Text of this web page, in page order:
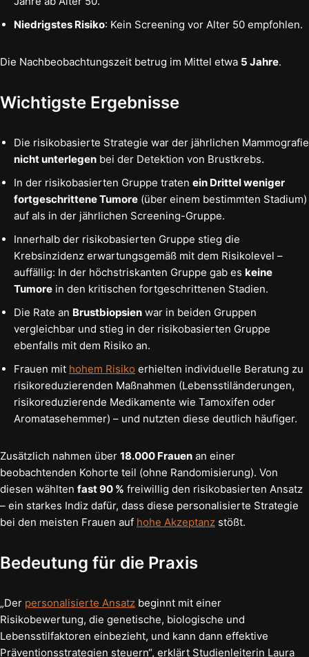
Niedrigstes Risiko: Kein Screening vor Alter 50 empfohlen.
Die Nachbeobachtungszeit betrug im Mittel etwa 5 Jahre.
Wichtigste Ergebnisse
Die risikobasierte Strategie war der jährlichen Mammografie
nicht unterlegen bei der Detektion von Brustkrebs.
In der risikobasierten Gruppe traten ein Drittel weniger
fortgeschrittene Tumore (über einem bestimmten Stadium)
auf als in der jährlichen Screening-Gruppe.
Innerhalb der risikobasierten Gruppe stieg die
Krebsinzidenz erwartungsgemäß mit dem Risikolevel –
auffällig: In der höchstriskanten Gruppe gab es keine
Tumore in den kritischen fortgeschrittenen Stadien.
Die Rate an Brustbiopsien war in beiden Gruppen
vergleichbar und stieg in der risikobasierten Gruppe
ebenfalls mit dem Risiko an.
Frauen mit hohem Risiko erhielten individuelle Beratung zu
risikoreduzierenden Maßnahmen (Lebensstiländerungen,
risikoreduzierende Medikamente wie Tamoxifen oder
Aromatasehemmer) – und nutzten diese deutlich häufiger.
Zusätzlich nahmen über 18.000 Frauen an einer
beobachtenden Kohorte teil (ohne Randomisierung). Von
diesen wählten fast 90 % freiwillig den risikobasierten Ansatz
– ein starkes Indiz dafür, dass diese personalisierte Strategie
bei den meisten Frauen auf hohe Akzeptanz stößt.
Bedeutung für die Praxis
„Der personalisierte Ansatz beginnt mit einer
Risikobewertung, die genetische, biologische und
Lebensstilfaktoren einbezieht, und kann dann effektive
Präventionsstrategien steuern“, erklärt Studienleiterin Laura